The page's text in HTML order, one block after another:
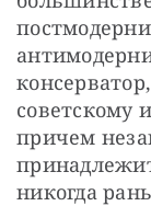
советскому
причем
никогда